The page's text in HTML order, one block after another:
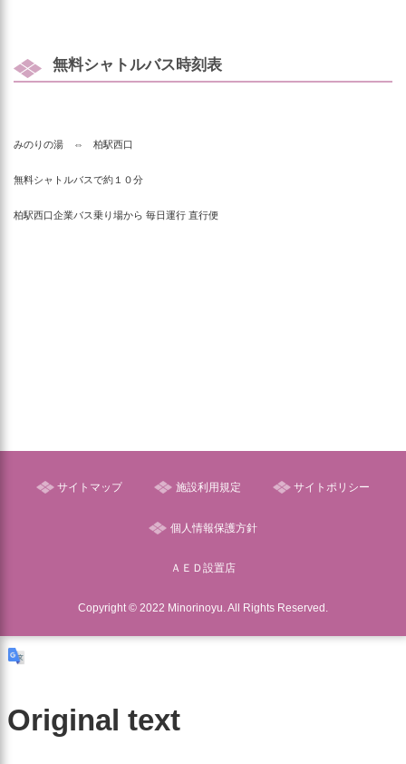
無料シャトルバス時刻表
みのりの湯 ⇔ 柏駅西口
無料シャトルバスで約１０分
柏駅西口企業バス乗り場から 毎日運行 直行便
サイトマップ 施設利用規定 サイトポリシー
個人情報保護方針
ＡＥＤ設置店
Copyright © 2022 Minorinoyu. All Rights Reserved.
Original text